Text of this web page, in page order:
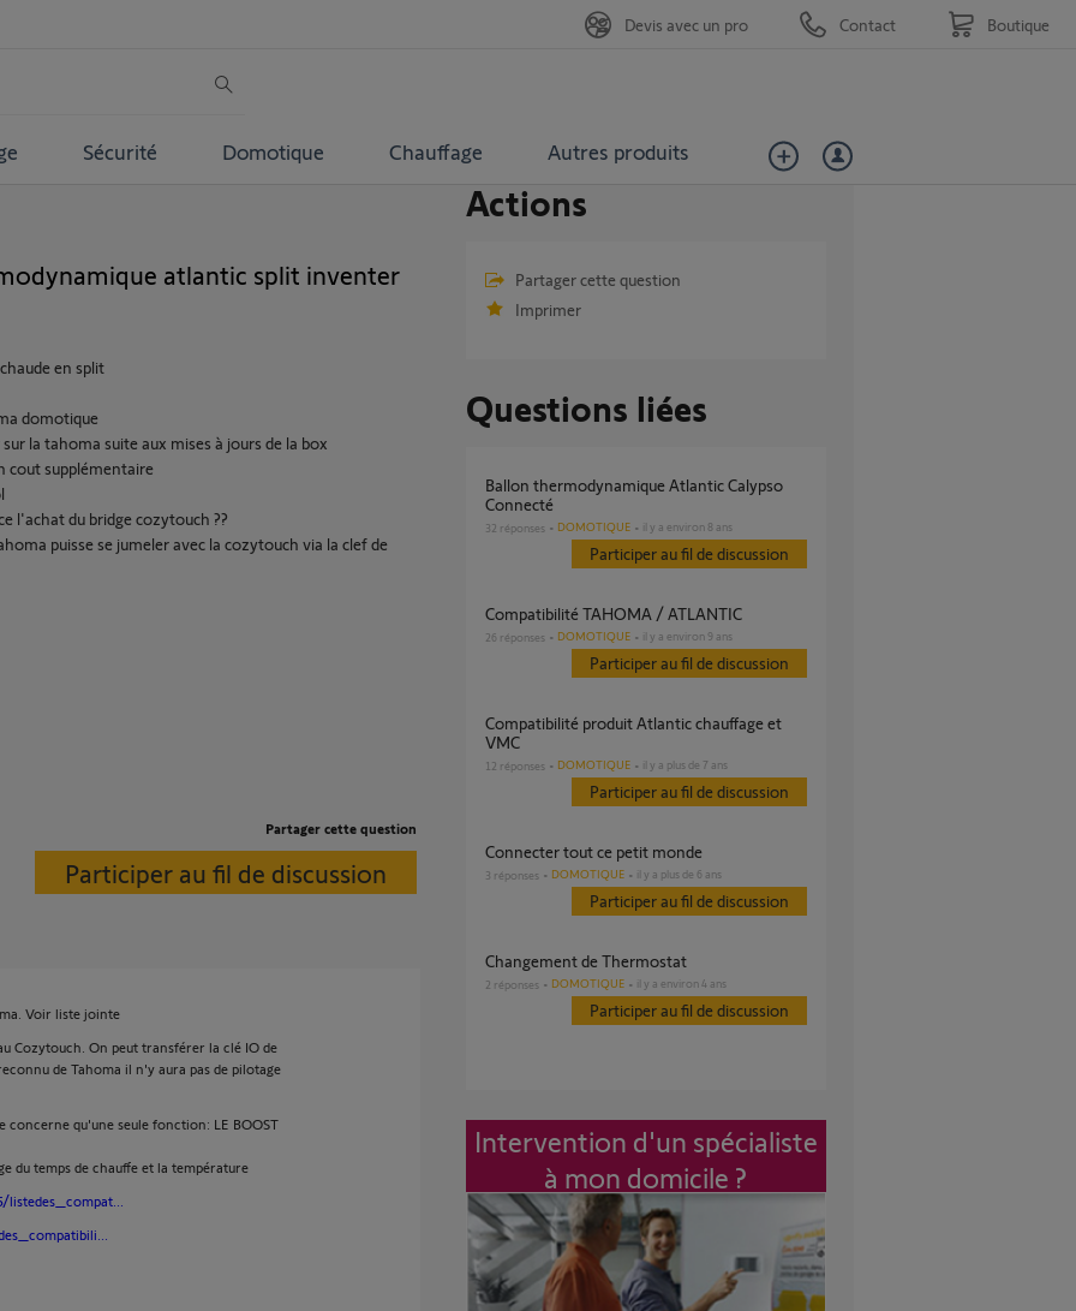
Sécurité Domotique Chauffage Autres produits
Devis avec un pro Contact Boutique
atlantic split inventer
en split
domotique
la tahoma suite aux mises à jours de la box
cout supplémentaire
l'achat du bridge cozytouch ??
puisse se jumeler avec la cozytouch via la clef de
Partager cette question
Participer au fil de discussion
Voir liste jointe
Cozytouch. On peut transférer la clé IO de
de Tahoma il n'y aura pas de pilotage
qu'une seule fonction: LE BOOST
du temps de chauffe et la température
Actions
Partager cette question
Imprimer
Questions liées
Ballon thermodynamique Atlantic Calypso
Connecté
32 réponses DOMOTIQUE il y a environ 8 ans
Participer au fil de discussion
Compatibilité TAHOMA / ATLANTIC
26 réponses DOMOTIQUE il y a environ 9 ans
Participer au fil de discussion
Compatibilité produit Atlantic chauffage et
VMC
12 réponses DOMOTIQUE il y a plus de 7 ans
Participer au fil de discussion
Connecter tout ce petit monde
3 réponses DOMOTIQUE il y a plus de 6 ans
Participer au fil de discussion
Changement de Thermostat
2 réponses DOMOTIQUE il y a environ 4 ans
Participer au fil de discussion
Intervention d'un spécialiste
à mon domicile ?